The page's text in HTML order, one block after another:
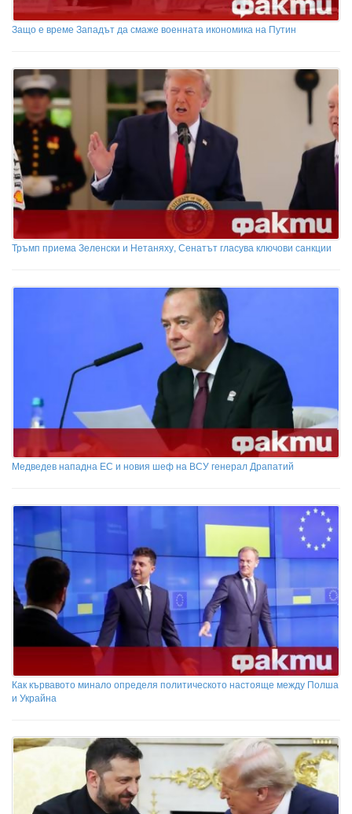
Защо е време Западът да смаже военната икономика на Путин
Тръмп приема Зеленски и Нетаняху, Сенатът гласува ключови санкции
Медведев нападна ЕС и новия шеф на ВСУ генерал Драпатий
Как кървавото минало определя политическото настояще между Полша
и Украйна